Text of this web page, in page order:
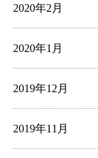
2020年2月
2020年1月
2019年12月
2019年11月